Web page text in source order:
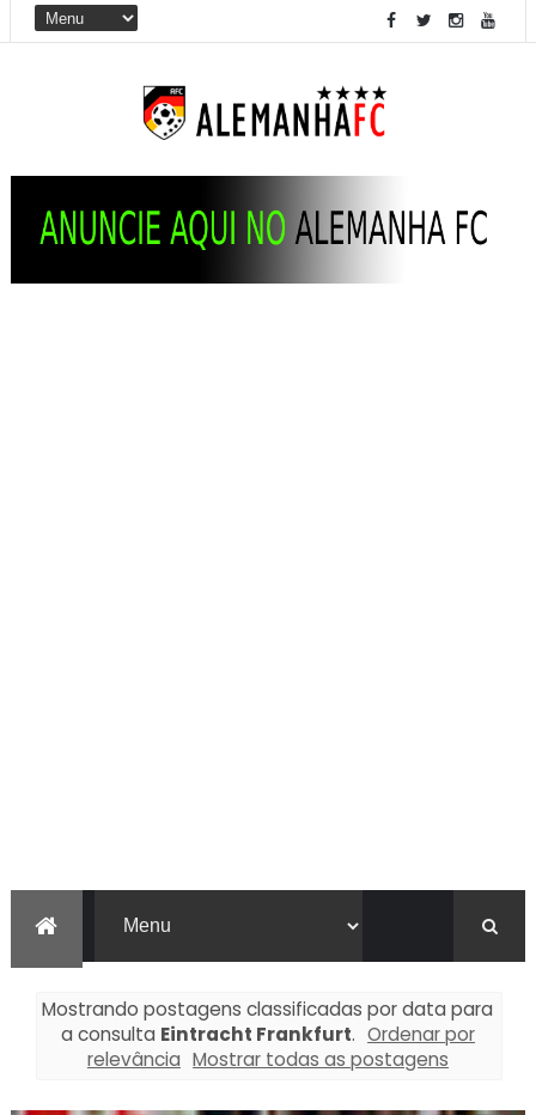
Mostrando postagens classificadas por data para
a consulta Eintracht Frankfurt. Ordenar por
relevância Mostrar todas as postagens